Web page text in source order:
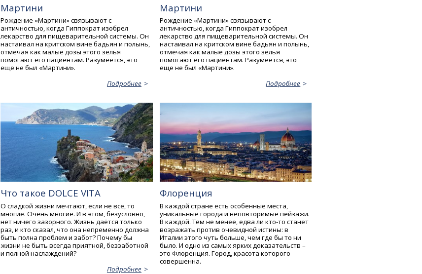
Мартини
Рождение «Мартини» связывают с
античностью, когда Гиппократ изобрел
лекарство для пищеварительной системы. Он
настаивал на критском вине бадьян и полынь,
отмечая как малые дозы этого зелья
помогают его пациентам. Разумеется, это
еще не был «Мартини».
Подробнее
Мартини
Рождение «Мартини» связывают с
античностью, когда Гиппократ изобрел
лекарство для пищеварительной системы. Он
настаивал на критском вине бадьян и полынь,
отмечая как малые дозы этого зелья
помогают его пациентам. Разумеется, это
еще не был «Мартини».
Подробнее
Что такое DOLCE VITA
О сладкой жизни мечтают, если не все, то
многие. Очень многие. И в этом, безусловно,
нет ничего зазорного. Жизнь даётся только
раз, и кто сказал, что она непременно должна
быть полна проблем и забот? Почему бы
жизни не быть всегда приятной, беззаботной
и полной наслаждений?
Подробнее
Флоренция
В каждой стране есть особенные места,
уникальные города и неповторимые пейзажи.
В каждой. Тем не менее, едва ли кто-то станет
возражать против очевидной истины: в
Италии этого чуть больше, чем где бы то ни
было. И одно из самых ярких доказательств –
это Флоренция. Город, красота которого
совершенна.